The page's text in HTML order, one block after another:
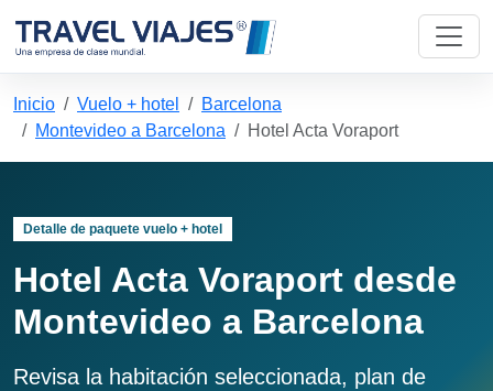
Inicio Vuelo + hotel
Barcelona
Montevideo a Barcelona
Hotel Acta Voraport
Detalle de paquete vuelo + hotel
Hotel Acta Voraport desde
Montevideo a Barcelona
Revisa la habitación seleccionada, plan de